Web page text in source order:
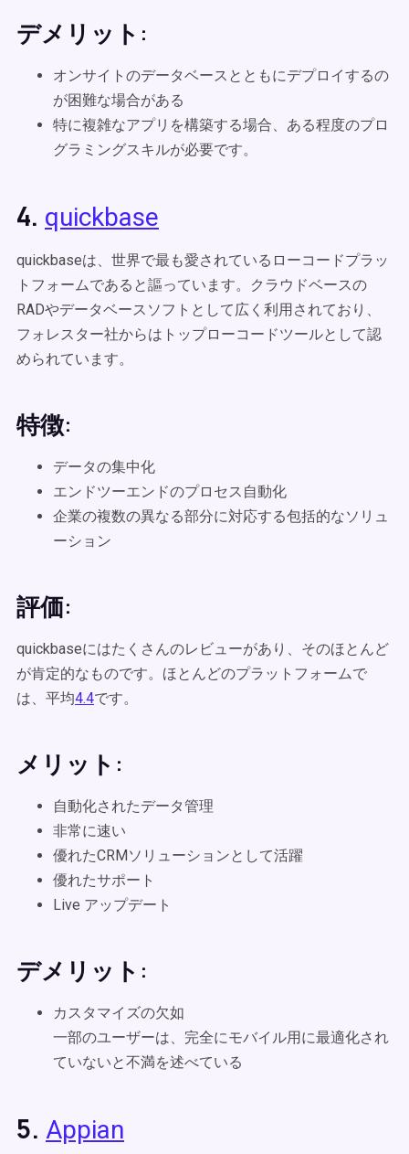
デメリット:
オンサイトのデータベースとともにデプロイするの
が困難な場合がある
特に複雑なアプリを構築する場合、ある程度のプロ
グラミングスキルが必要です。
4. quickbase
quickbaseは、世界で最も愛されているローコードプラッ
トフォームであると謳っています。クラウドベースの
RADやデータベースソフトとして広く利用されており、
フォレスター社からはトップローコードツールとして認
められています。
特徴:
データの集中化
エンドツーエンドのプロセス自動化
企業の複数の異なる部分に対応する包括的なソリュ
ーション
評価:
quickbaseにはたくさんのレビューがあり、そのほとんど
が肯定的なものです。ほとんどのプラットフォームで
は、平均4.4です。
メリット:
自動化されたデータ管理
非常に速い
優れたCRMソリューションとして活躍
優れたサポート
Live アップデート
デメリット:
カスタマイズの欠如
一部のユーザーは、完全にモバイル用に最適化され
ていないと不満を述べている
5. Appian